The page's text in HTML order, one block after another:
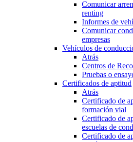
Comunicar
renting
Informes de
Comunicar
empresas
Vehículos de
Atrás
Centros de
Pruebas o
Certificados de aptitud
Atrás
Certificado de
formación vial
Certificado de
escuelas de
Certificado de